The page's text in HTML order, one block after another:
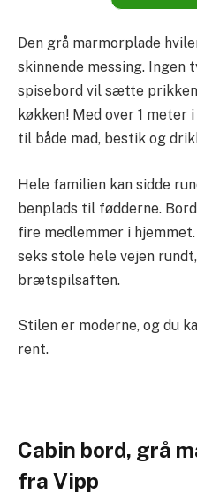
Den grå marmorplade
skinnende messing. Ingen
spisebord vil sætte
køkken! Med over 1 meter
til både mad, bestik og
Hele familien kan sidde
benplads til fødderne.
fire medlemmer i
seks stole hele vejen
brætspilsaften.
Stilen er moderne, og du
rent.
Cabin bord, grå
fra Vipp